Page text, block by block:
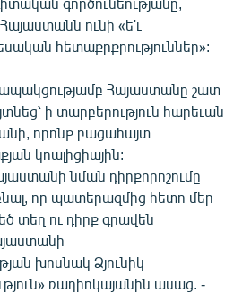
ունի «ե'ւ
հետաքրքրություններ»:
Հայաստանը շատ
ի տարբերություն հարեւան
որոնք բացահայտ
կոալիցիային:
նման դիրքորոշումը
որ պատերազմից հետո մեր
տեղ ու դիրք գրավեն
խոսնակ Ձյունիկ
ռադիոկայանին ասաց. -